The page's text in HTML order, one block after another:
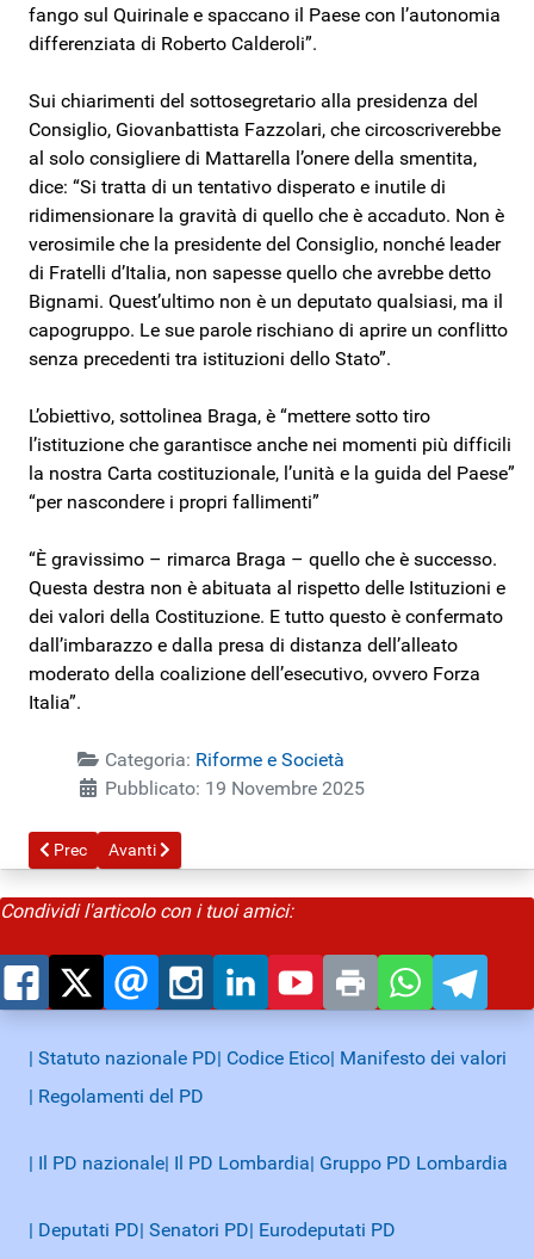
fango sul Quirinale e spaccano il Paese con l’autonomia
differenziata di Roberto Calderoli”.
Sui chiarimenti del sottosegretario alla presidenza del
Consiglio, Giovanbattista Fazzolari, che circoscriverebbe
al solo consigliere di Mattarella l’onere della smentita,
dice: “Si tratta di un tentativo disperato e inutile di
ridimensionare la gravità di quello che è accaduto. Non è
verosimile che la presidente del Consiglio, nonché leader
di Fratelli d’Italia, non sapesse quello che avrebbe detto
Bignami. Quest’ultimo non è un deputato qualsiasi, ma il
capogruppo. Le sue parole rischiano di aprire un conflitto
senza precedenti tra istituzioni dello Stato”.
L’obiettivo, sottolinea Braga, è “mettere sotto tiro
l’istituzione che garantisce anche nei momenti più difficili
la nostra Carta costituzionale, l’unità e la guida del Paese”
“per nascondere i propri fallimenti”
“È gravissimo – rimarca Braga – quello che è successo.
Questa destra non è abituata al rispetto delle Istituzioni e
dei valori della Costituzione. E tutto questo è confermato
dall’imbarazzo e dalla presa di distanza dell’alleato
moderato della coalizione dell’esecutivo, ovvero Forza
Italia”.
Categoria: Riforme e Società
Pubblicato: 19 Novembre 2025
Articolo precedente: Dieci domande e dieci risposte sul referendum
Prec Articolo successivo: Partiti gli "Incontri fuori dal Comune"
Avanti
Condividi l'articolo con i tuoi amici:
| Statuto nazionale PD| Codice Etico| Manifesto dei valori
| Regolamenti del PD
| Il PD nazionale| Il PD Lombardia| Gruppo PD Lombardia
| Deputati PD| Senatori PD| Eurodeputati PD